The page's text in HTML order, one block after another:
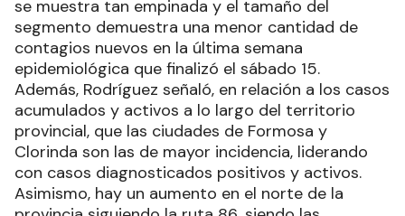
se muestra tan empinada y el tamaño del
segmento demuestra una menor cantidad de
contagios nuevos en la última semana
epidemiológica que finalizó el sábado 15.
Además, Rodríguez señaló, en relación a los casos
acumulados y activos a lo largo del territorio
provincial, que las ciudades de Formosa y
Clorinda son las de mayor incidencia, liderando
con casos diagnosticados positivos y activos.
Asimismo, hay un aumento en el norte de la